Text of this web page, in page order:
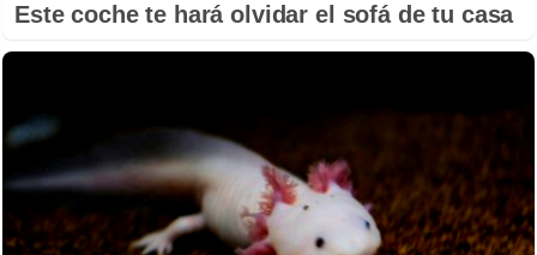
Este coche te hará olvidar el sofá de tu casa